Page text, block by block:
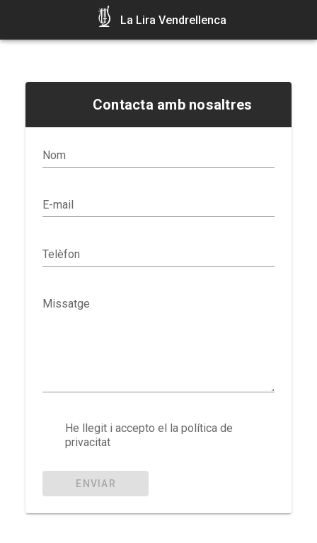
La Lira Vendrellenca
Contacta amb nosaltres
Nom
E-mail
Telèfon
Missatge
He llegit i accepto el la política de
privacitat
ENVIAR